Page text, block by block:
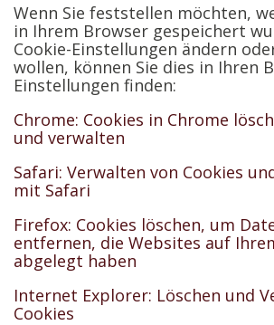
Wenn Sie feststellen möchten,
in Ihrem Browser gespeichert
Cookie-Einstellungen ändern
wollen, können Sie dies in Ihren
Einstellungen finden:
Chrome: Cookies in Chrome
und verwalten
Safari: Verwalten von Cookies
mit Safari
Firefox: Cookies löschen, um
entfernen, die Websites auf
abgelegt haben
Internet Explorer: Löschen und
Cookies